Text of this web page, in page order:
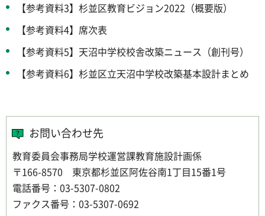
【参考資料3】杉並区教育ビジョン2022（概要版）
【参考資料4】席次表
【参考資料5】天沼中学校校舎改築ニュース（創刊号）
【参考資料6】杉並区立天沼中学校改築基本設計まとめ
お問い合わせ先
教育委員会事務局学校運営課教育施設計画係
〒166-8570 東京都杉並区阿佐谷南1丁目15番1号
電話番号：03-5307-0802
ファクス番号：03-5307-0692